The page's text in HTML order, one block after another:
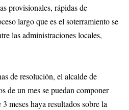
provisionales, rápidas de
largo que es el soterramiento se
las administraciones locales,
de resolución, el alcalde de
de un mes se puedan componer
meses haya resultados sobre la